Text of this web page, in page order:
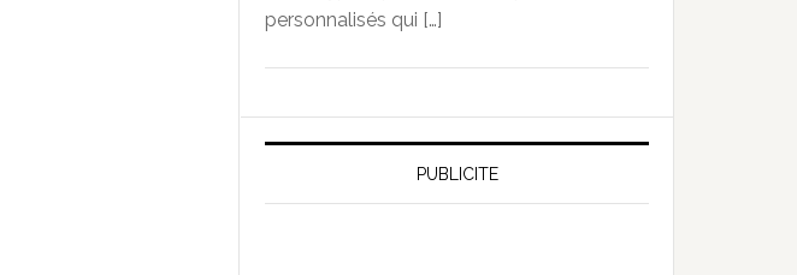
personnalisés qui […]
PUBLICITE